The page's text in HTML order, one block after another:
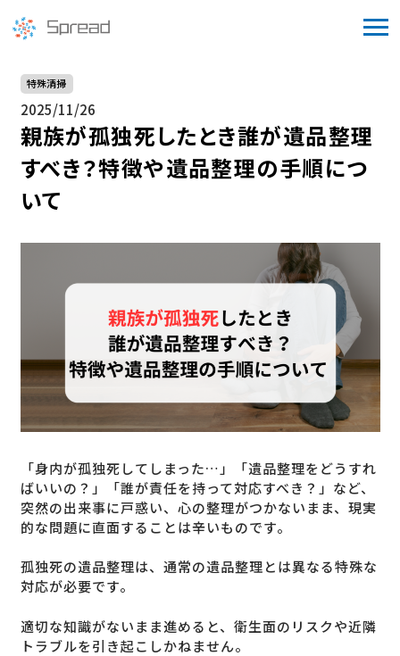
特殊清掃
2025/11/26
親族が孤独死したとき誰が遺品整理
すべき？特徴や遺品整理の手順につ
いて
「身内が孤独死してしまった…」「遺品整理をどうすれ
ばいいの？」「誰が責任を持って対応すべき？」など、
突然の出来事に戸惑い、心の整理がつかないまま、現実
的な問題に直面することは辛いものです。
孤独死の遺品整理は、通常の遺品整理とは異なる特殊な
対応が必要です。
適切な知識がないまま進めると、衛生面のリスクや近隣
トラブルを引き起こしかねません。